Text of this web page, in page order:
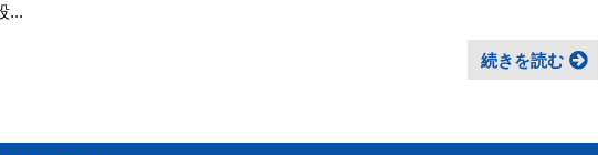
...
続きを読む